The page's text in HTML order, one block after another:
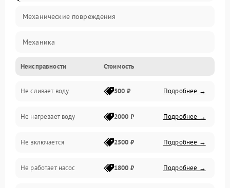
Механические повреждения
Механика
Управление
Электропитание
Датчики
Нагрев
Вода
Неисправности Стоимость
Не сливает воду 500 ₽ Подробнее →
Не нагревает воду 2000 ₽ Подробнее →
Не включается 2500 ₽ Подробнее →
Не работает насос 1800 ₽ Подробнее →